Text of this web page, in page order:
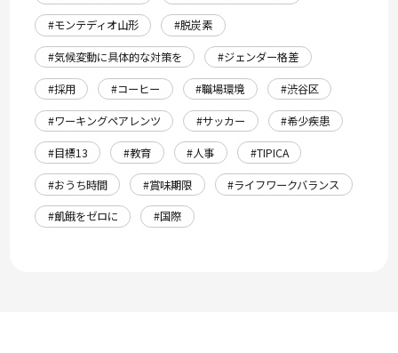
#モンテディオ山形
#脱炭素
#気候変動に具体的な対策を
#ジェンダー格差
#採用
#コーヒー #職場環境
#渋谷区
#ワーキングペアレンツ
#サッカー
#希少疾患
#目標13
#教育 #人事
#TIPICA
#おうち時間
#賞味期限
#ライフワークバランス
#飢餓をゼロに
#国際